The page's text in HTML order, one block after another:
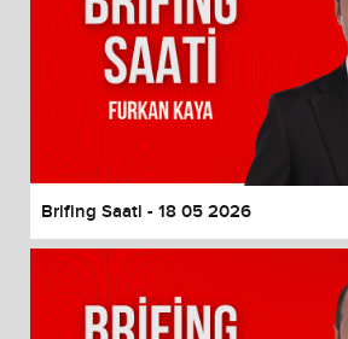
Brifing Saati - 18 05 2026